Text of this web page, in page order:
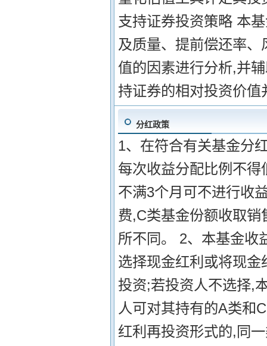
支持证券投资策略 本
及质量、提前偿还率
值的因素进行分析,并
持证券的相对投资价
分红政策
1、在符合有关基金分
每次收益分配比例不
不满3个月可不进行收
费,C类基金份额收取
所不同。 2、本基金收
选择现金红利或将现
投资;若投资人不选择,
人可对其持有的A类和
红利再投资形式的,同